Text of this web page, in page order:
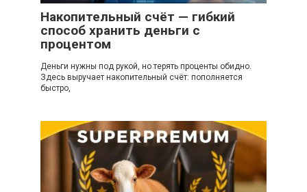
Накопительный счёт — гибкий
способ хранить деньги с
процентом
Деньги нужны под рукой, но терять проценты обидно.
Здесь выручает накопительный счёт: пополняется
быстро,